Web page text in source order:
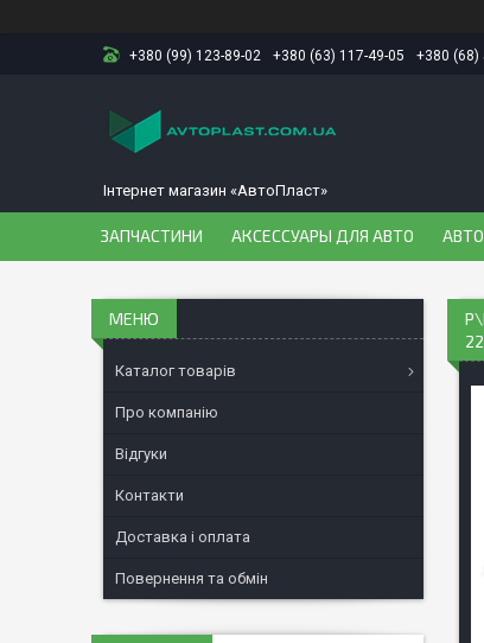
+380 (99) 123-89-02 +380 (63) 117-49-05 +380 (68)
Інтернет магазин «АвтоПласт»
ЗАПЧАСТИНИ АКСЕССУАРЫ ДЛЯ АВТО
Каталог товарів
Про компанію
Відгуки
Контакти
Доставка і оплата
Повернення та обмін